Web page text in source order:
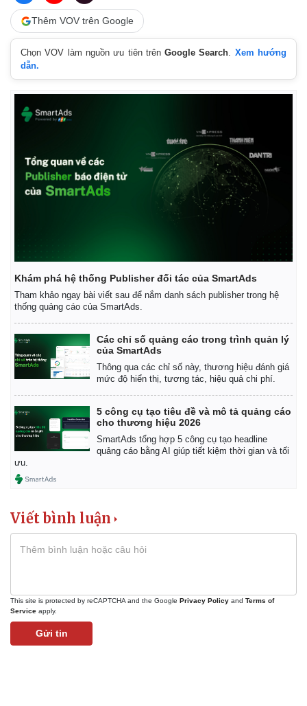
Doanh nghiệp
Thông tin doanh nghiệp
Doanh nghiệp 24h
Doanh nhân
Vì cộng đồng
Công nghệ
Sành điệu
Trải nghiệm
Chuyển đổi số
Thêm VOV trên Google
Chọn VOV làm nguồn ưu tiên trênGoogle Search. Xem hướng
dẫn.
Khám phá hệ thống Publisher đối tác của SmartAds
Tham khảo ngay bài viết sau để nắm danh sách publisher trong hệ
thống quảng cáo của SmartAds.
Các chỉ số quảng cáo trong trình quản lý
của SmartAds
Thông qua các chỉ số này, thương hiệu đánh giá
mức độ hiển thị, tương tác, hiệu quả chi phí.
5 công cụ tạo tiêu đề và mô tả quảng cáo
cho thương hiệu 2026
SmartAds tổng hợp 5 công cụ tạo headline
quảng cáo bằng AI giúp tiết kiệm thời gian và tối
ưu.
Viết bình luận
This site is protected by reCAPTCHA and the Google Privacy Policy and Terms of
Service apply.
Gửi tin